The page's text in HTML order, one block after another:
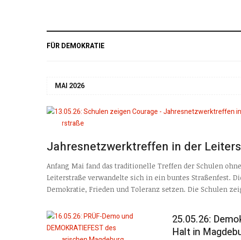
FÜR DEMOKRATIE
MAI 2026
Jahresnetzwerktreffen in der
Anfang Mai fand das traditionelle Treffen der Schulen
Leiterstraße verwandelte sich in ein buntes Straßenfest.
Demokratie, Frieden und Toleranz setzen. Die Schulen
25.05.26:
Halt in